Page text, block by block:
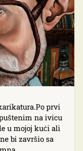
prvi
na ivicu
u mojoj kući ali
bi završio sa